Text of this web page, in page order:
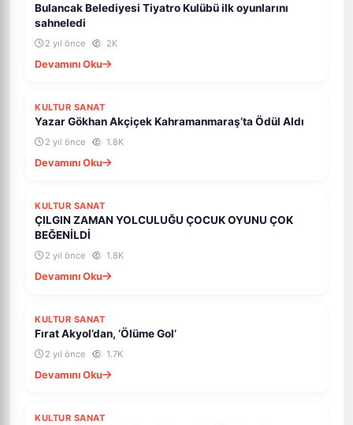
Bulancak Belediyesi Tiyatro Kulübü ilk oyunlarını
sahneledi
2 yıl önce 2K
Devamını Oku
KULTUR SANAT
Yazar Gökhan Akçiçek Kahramanmaraş’ta Ödül Aldı
2 yıl önce 1.8K
Devamını Oku
KULTUR SANAT
ÇILGIN ZAMAN YOLCULUĞU ÇOCUK OYUNU ÇOK
BEĞENİLDİ
2 yıl önce 1.8K
Devamını Oku
KULTUR SANAT
Fırat Akyol’dan, ‘Ölüme Gol’
2 yıl önce 1.7K
Devamını Oku
KULTUR SANAT